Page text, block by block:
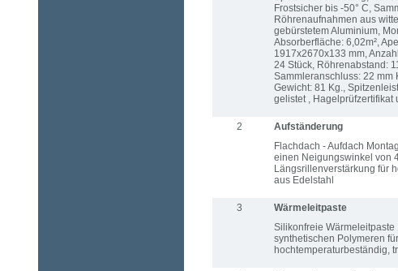
Frostsicher bis -50° C,
Röhrenaufnahmen aus
gebürstetem Aluminium,
Absorberfläche: 6,02m²,
1917x2670x133 mm,
24 Stück, Röhrenabstand:
Sammleranschluss: 22 mm
Gewicht: 81 Kg.,
gelistet , Hagelprüfzertifikat
2
Aufständerung
Flachdach - Aufdach
einen Neigungswinkel von
Längsrillenverstärkung für
aus Edelstahl
3
Wärmeleitpaste
Silikonfreie
synthetischen Polymeren
hochtemperaturbeständig,